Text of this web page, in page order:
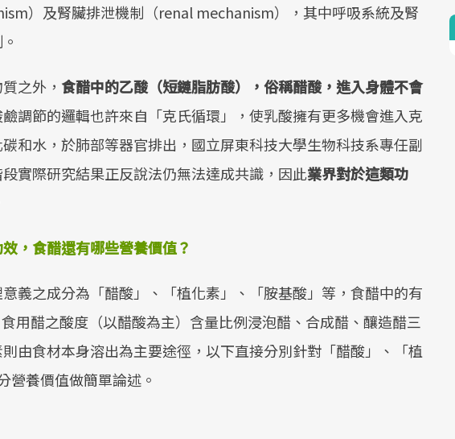
）及腎臟排泄機制（renal mechanism），其中呼吸系統及腎
之外， 食醋中的乙酸（短鏈脂肪酸），俗稱醋酸，進入身體不會
鹼調節的邏輯也許來自「克氏循環」，使乳酸擁有更多機會進入克
和水，於肺部等器官排出，國立屏東科技大學生物科技系專任副
實際研究結果正反說法仍無法達成共識，因此業界對於這類功
，食醋還有哪些營養價值？
義之成分為「醋酸」、「植化素」、「胺基酸」等，食醋中的有
用醋之酸度（以醋酸為主）含量比例浸泡醋、合成醋、釀造醋三
由食材本身溶出為主要途徑，以下直接分別針對「醋酸」、「植
營養價值做簡單論述。